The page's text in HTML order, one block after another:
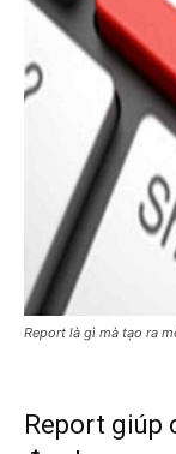
Report là gì mà tạo ra
Report giúp